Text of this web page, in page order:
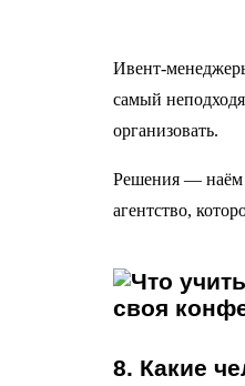
Ивент-
самый
организовать.
Решения — наём
агентство,
8. Какие